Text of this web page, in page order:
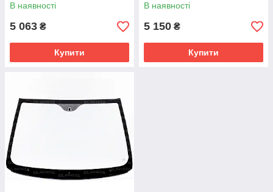
В наявності
5 063 ₴
Купити
В наявності
5 150 ₴
Купити